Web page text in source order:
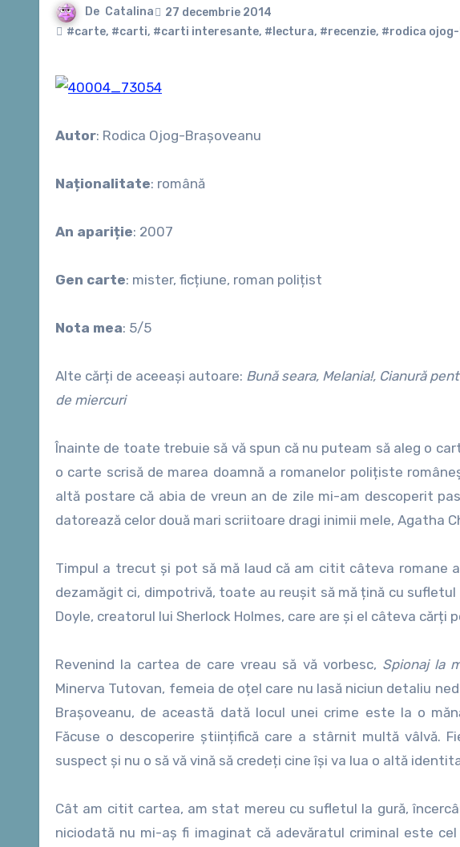
De Catalina
27 decembrie 2014
#carte, #carti, #carti interesante, #lectura, #recenzie, #rodica
Autor: Rodica Ojog-Brașoveanu
Naționalitate: română
An apariție: 2007
Gen carte: mister, ficțiune, roman polițist
Nota mea: 5/5
Alte cărți de aceeași autoare: Bună seara, Melania!, Cianură
de miercuri
Înainte de toate trebuie să vă spun că nu puteam să aleg o
o carte scrisă de marea doamnă a romanelor polițiste
altă postare că abia de vreun an de zile mi-am descoperit
datorează celor două mari scriitoare dragi inimii mele, Agatha
Timpul a trecut și pot să mă laud că am citit câteva romane
dezamăgit ci, dimpotrivă, toate au reușit să mă țină cu
Doyle, creatorul lui Sherlock Holmes, care are și el câteva cărți
Revenind la cartea de care vreau să vă vorbesc, Spionaj la
Minerva Tutovan, femeia de oțel care nu lasă niciun detaliu
Brașoveanu, de această dată locul unei crime este la o
Făcuse o descoperire științifică care a stârnit multă vâlvă.
suspect și nu o să vă vină să credeți cine își va lua o altă
Cât am citit cartea, am stat mereu cu sufletul la gură,
niciodată nu mi-aș fi imaginat că adevăratul criminal este